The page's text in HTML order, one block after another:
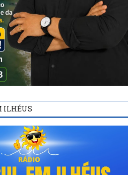
ILHÉUS